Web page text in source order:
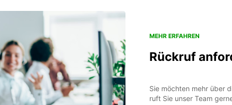
MEHR ERFAHREN
Rückruf
Sie möchten mehr über
ruft Sie unser Team